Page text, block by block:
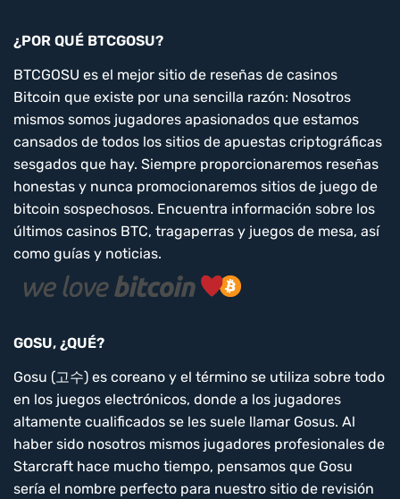
¿POR QUÉ BTCGOSU?
BTCGOSU es el mejor sitio de reseñas de casinos
Bitcoin que existe por una sencilla razón: Nosotros
mismos somos jugadores apasionados que estamos
cansados de todos los sitios de apuestas criptográficas
sesgados que hay. Siempre proporcionaremos reseñas
honestas y nunca promocionaremos sitios de juego de
bitcoin sospechosos. Encuentra información sobre los
últimos casinos BTC, tragaperras y juegos de mesa, así
como guías y noticias.
GOSU, ¿QUÉ?
Gosu (고수) es coreano y el término se utiliza sobre todo
en los juegos electrónicos, donde a los jugadores
altamente cualificados se les suele llamar Gosus. Al
haber sido nosotros mismos jugadores profesionales de
Starcraft hace mucho tiempo, pensamos que Gosu
sería el nombre perfecto para nuestro sitio de revisión